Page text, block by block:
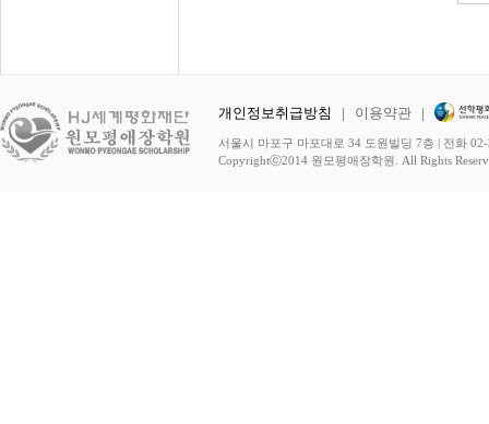
개인정보취급방침 | 이용약관 |
서울시 마포구 마포대로 34 도원빌딩 7층 | 전화
Copyrightⓒ2014 원모평애장학원. All Rights